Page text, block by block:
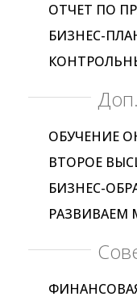
ОТЧЕТ ПО
БИЗНЕС-
ОБУЧЕНИЕ
ВТОРОЕ
БИЗНЕС-
РАЗВИВАЕМ